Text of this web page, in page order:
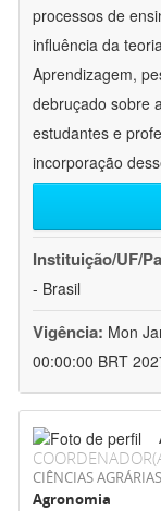
processos de
influência da
Aprendizagem,
debruçado sobre
estudantes e
incorporação
Instituição/UF/
- Brasil
Vigência: Mon
00:00:00 BRT
CIÊNCIAS AGRÁRIAS
Agronomia